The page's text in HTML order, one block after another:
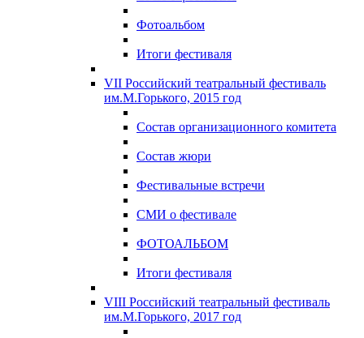
Фотоальбом
Итоги фестиваля
VII Российский театральный фестиваль
им.М.Горького, 2015 год
Состав организационного комитета
Состав жюри
Фестивальные встречи
СМИ о фестивале
ФОТОАЛЬБОМ
Итоги фестиваля
VIII Российский театральный фестиваль
им.М.Горького, 2017 год